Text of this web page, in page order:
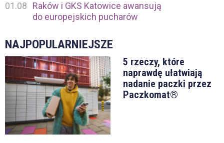
01.08
Raków i GKS Katowice awansują
do europejskich pucharów
NAJPOPULARNIEJSZE
5 rzeczy, które
naprawdę ułatwiają
nadanie paczki przez
Paczkomat®